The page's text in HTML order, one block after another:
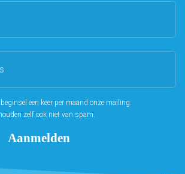
een keer per maand onze mailing.
zelf ook niet van spam.